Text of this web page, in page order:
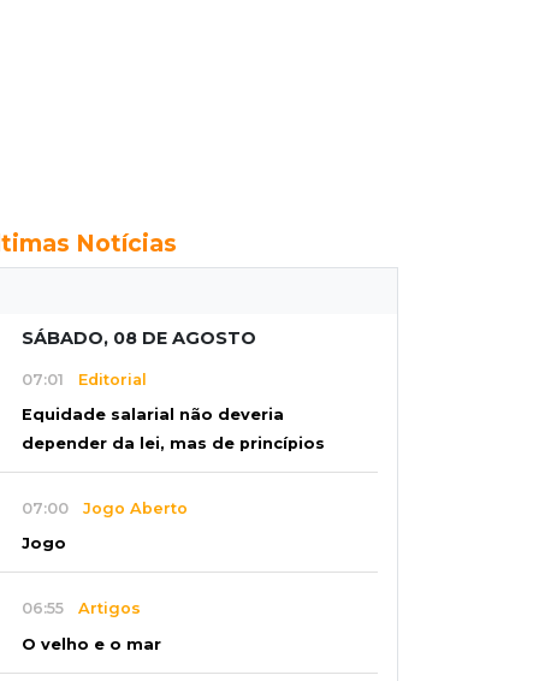
Notícias
SÁBADO, 08 DE AGOSTO
07:01 Editorial
Equidade salarial não deveria
depender da lei, mas de princípios
07:00 Jogo Aberto
Jogo
06:55 Artigos
O velho e o mar